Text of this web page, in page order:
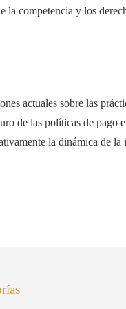
la competencia y los
actuales sobre las
de las políticas de pago
la dinámica de la